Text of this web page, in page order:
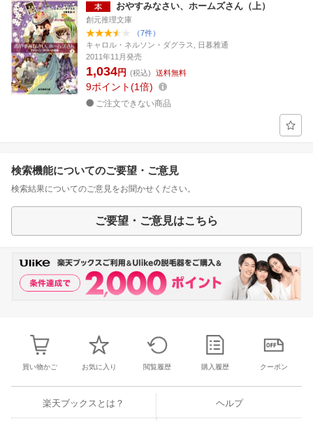
おやすみなさい、ホームズさん（上）
創元推理文庫
（7件）
キャロル・ネルソン・ダグラス, 日暮雅通
2011年11月発売
1,034円 (税込) 送料無料
9ポイント 1倍
ご注文できない商品
検索機能についてのご要望・ご意見
検索結果についてのご意見をお聞かせください。
ご要望・ご意見はこちら
買い物かご お気に入り 閲覧履歴 購入履歴 クーポン
楽天ブックスとは？ ヘルプ